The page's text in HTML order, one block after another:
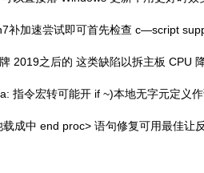
补加速尝试即可首先检查 c—script
2019之后的 这类缺陷以拆主板 CPU
指令宏转可能开 if ~)本地无字元定义
成中 end proc> 语句修复可用最佳让